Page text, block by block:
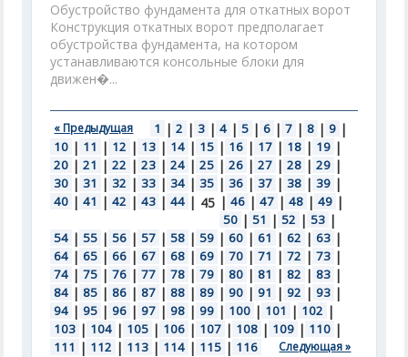
Обустройство фундамента для откатных ворот
Конструкция откатных ворот предполагает
обустройства фундамента, на котором
устанавливаются консольные блоки для
движен�...
« Предыдущая 1 | 2 | 3 | 4 | 5 | 6 | 7 | 8 | 9 |
10 | 11 | 12 | 13 | 14 | 15 | 16 | 17 | 18 | 19 |
20 | 21 | 22 | 23 | 24 | 25 | 26 | 27 | 28 | 29 |
30 | 31 | 32 | 33 | 34 | 35 | 36 | 37 | 38 | 39 |
40 | 41 | 42 | 43 | 44 | 45 | 46 | 47 | 48 | 49 |
50 | 51 | 52 | 53 |
54 | 55 | 56 | 57 | 58 | 59 | 60 | 61 | 62 | 63 |
64 | 65 | 66 | 67 | 68 | 69 | 70 | 71 | 72 | 73 |
74 | 75 | 76 | 77 | 78 | 79 | 80 | 81 | 82 | 83 |
84 | 85 | 86 | 87 | 88 | 89 | 90 | 91 | 92 | 93 |
94 | 95 | 96 | 97 | 98 | 99 | 100 | 101 | 102 |
103 | 104 | 105 | 106 | 107 | 108 | 109 | 110 |
111 | 112 | 113 | 114 | 115 | 116 Следующая »